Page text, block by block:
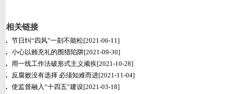
相关链接
节日纠“四风”一刻不能松[2021-06-11]
小心以贿充礼的围猎陷阱[2021-09-30]
用一线工作法破形式主义顽疾[2021-10-28]
反腐败没有选择 必须知难而进[2021-11-04]
使监督融入“十四五”建设[2021-03-18]